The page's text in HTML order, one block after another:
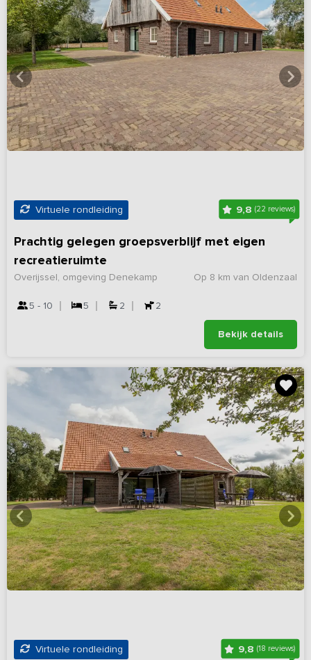
Virtuele rondleiding 9,8 (22 reviews)
Prachtig gelegen groepsverblijf met eigen
recreatieruimte
Op 8 km van Oldenzaal
Overijssel, omgeving Denekamp
5 - 10 5 2 2
Bekijk details
Virtuele rondleiding 9,8(18 reviews)